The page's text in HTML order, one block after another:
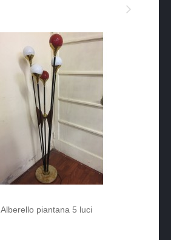
Alberello piantana 5 luci